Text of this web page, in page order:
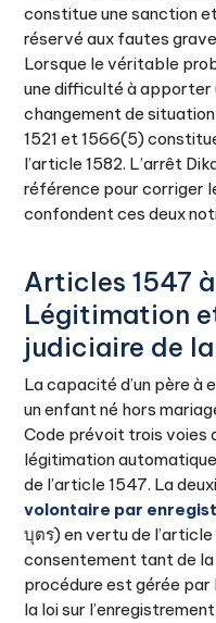
constitue une sanction
réservé aux fautes
Lorsque le véritable
une difficulté à apporter
changement de
1521 et 1566(5)
l’article 1582. L’arrêt
référence pour corriger
confondent ces deux
Articles 1547
Légitimation
judiciaire de
La capacité d’un père à
un enfant né hors
Code prévoit trois voies
légitimation
de l’article 1547. La
volontaire par
บุตร) en vertu de
consentement tant de la
procédure est gérée
la loi sur